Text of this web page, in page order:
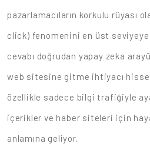
pazarlamacıların korkulu rüyası
click) fenomenini en üst seviyeye
cevabı doğrudan yapay zeka
web sitesine gitme ihtiyacı
özellikle sadece bilgi trafiğiyle
içerikler ve haber siteleri için
anlamına geliyor.